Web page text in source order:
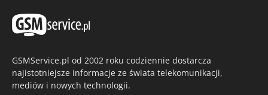
GSMService.pl od 2002 roku codziennie dostarcza
najistotniejsze informacje ze świata telekomunikacji,
mediów i nowych technologii.